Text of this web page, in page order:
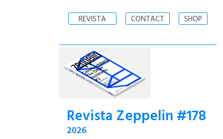
REVISTA CONTACT SHOP
Revista Zeppelin #178
2026